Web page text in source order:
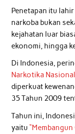
Penetapan itu
narkoba bukan
kejahatan luar
ekonomi, hingga
Di Indonesia,
Narkotika Nasional
diperkuat
35 Tahun 2009
Tahun ini,
yaitu